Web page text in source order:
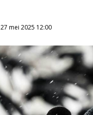
27 mei 2025 12:00